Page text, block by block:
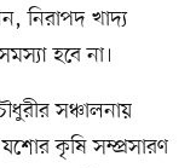
নিরাপদ খাদ্য
হবে না।
সঞ্চালনায়
কৃষি সম্প্রসারণ